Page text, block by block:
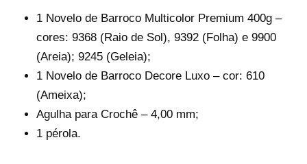
1 Novelo de Barroco Multicolor Premium 400g –
cores: 9368 (Raio de Sol), 9392 (Folha) e 9900
(Areia); 9245 (Geleia);
1 Novelo de Barroco Decore Luxo – cor: 610
(Ameixa);
Agulha para Crochê – 4,00 mm;
1 pérola.